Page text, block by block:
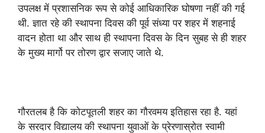
उपलक्ष में प्रशासनिक रूप से कोई आधिकारिक घोषणा नहीं की गई
थी. ज्ञात रहे की स्थापना दिवस की पूर्व संध्या पर शहर में शहनाई
वादन होता था और साथ ही स्थापना दिवस के दिन सुबह से ही शहर
के मुख्य मार्गो पर तोरण द्वार सजाए जाते थे.
गौरतलब है कि कोटपूतली शहर का गौरवमय इतिहास रहा है. यहां
के सरदार विद्यालय की स्थापना युवाओं के प्रेरणास्रोत स्वामी